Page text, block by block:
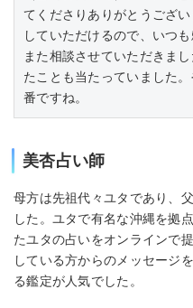
てくださりありがとうござ
していただけるので、いつ
また相談させていただきま
たことも当たっていました
番ですね。
美杏占い師
母方は先祖代々ユタであり、
した。ユタで有名な沖縄を拠
たユタの占いをオンラインで
している方からのメッセージ
る鑑定が人気でした。